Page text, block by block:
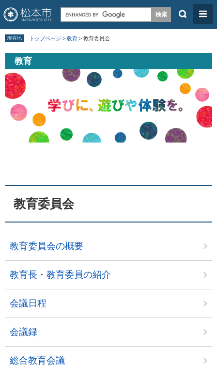
ペ
の
先
メ
ー
を
へ
検
メ
ニ
ー
現在地 トップページ > 教育 > 教育委員会
教育
教育委員会
教育委員会の概要
教育長・教育委員の紹介
会議日程
会議録
総合教育会議